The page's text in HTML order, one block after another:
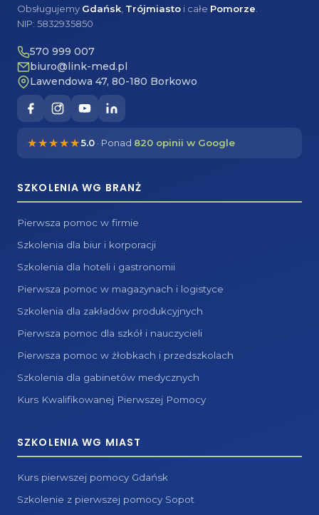
Obsługujemy Gdańsk Trójmiasto i całe Pomorze
NIP: 5832935850
570 999 007
biuro@link-med.pl
Lawendowa 47, 80-180 Borkowo
★★★★★5.0 · Ponad 820 opinii w Google
SZKOLENIA WG BRANŻ
Pierwsza pomoc w firmie
Szkolenia dla biur i korporacji
Szkolenia dla hoteli i gastronomii
Pierwsza pomoc w magazynach i logistyce
Szkolenia dla zakładów produkcyjnych
Pierwsza pomoc dla szkół i nauczycieli
Pierwsza pomoc w żłobkach i przedszkolach
Szkolenia dla gabinetów medycznych
Kurs Kwalifikowanej Pierwszej Pomocy
SZKOLENIA WG MIAST
Kurs pierwszej pomocy Gdańsk
Szkolenie z pierwszej pomocy Sopot